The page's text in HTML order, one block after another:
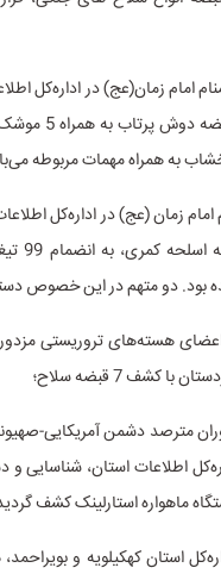
قبضه سلاح
زمان (عج) در اداره‌کل
استان
بود. دو متهم در این خصوص
و دستگیری 15 نفر از اعضای هسته‌های
کشف 7 قبضه سلاح؛
مترصد دشمن آمریکایی-